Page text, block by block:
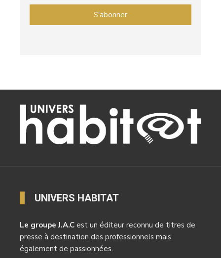
UNIVERS HABITAT
Le groupe J.A.C est un éditeur reconnu de titres de
presse à destination des professionnels mais
également de passionnées.